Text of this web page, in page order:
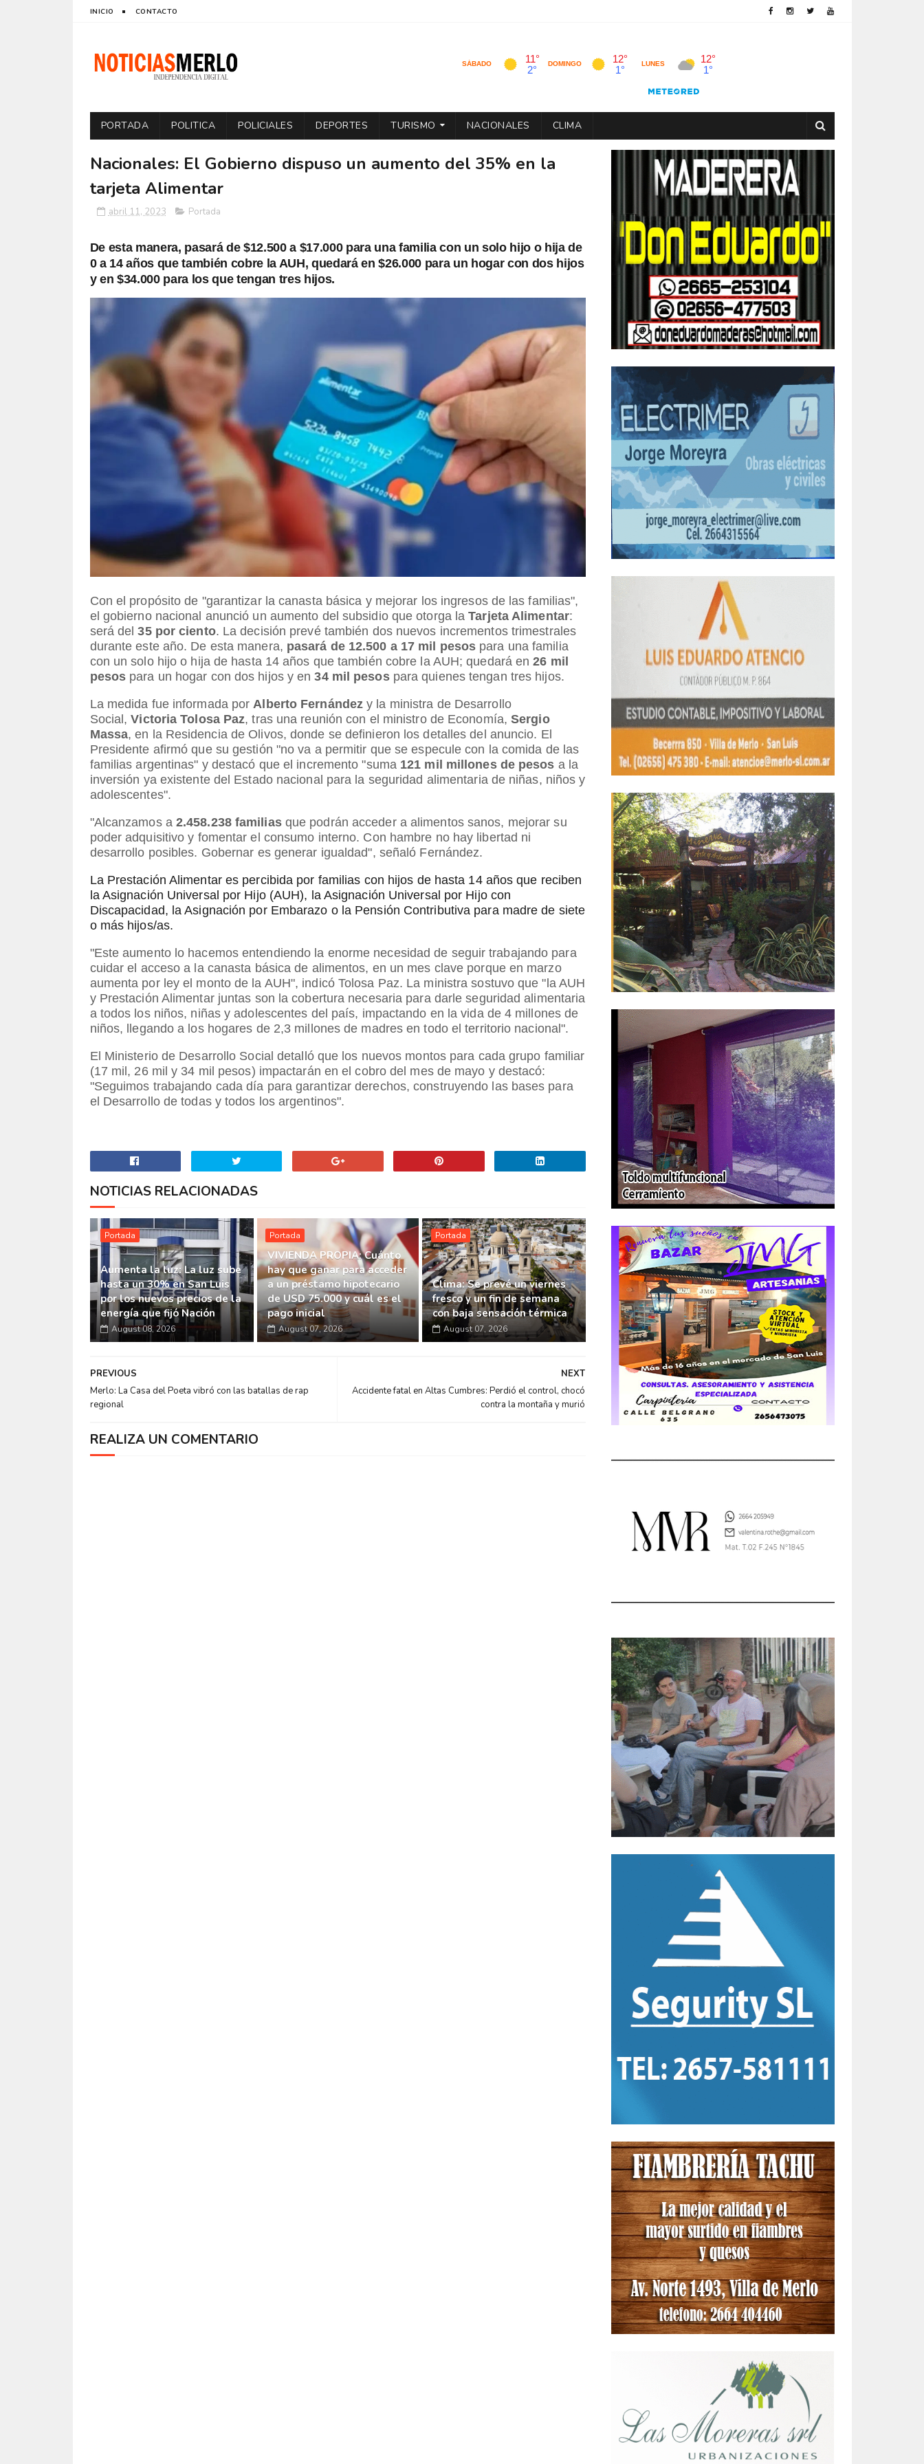
INICIO CONTACTO
PORTADA POLITICA POLICIALES DEPORTES TURISMO NACIONALES CLIMA
Nacionales: El Gobierno dispuso un aumento del 35% en la
tarjeta Alimentar
abril 11, 2023 Portada
De esta manera, pasará de $12.500 a $17.000 para una familia con un solo hijo o hija de
0 a 14 años que también cobre la AUH, quedará en $26.000 para un hogar con dos hijos
y en $34.000 para los que tengan tres hijos.
Con el propósito de "garantizar la canasta básica y mejorar los ingresos de las familias",
el gobierno nacional anunció un aumento del subsidio que otorga laTarjeta Alimentar:
será del 35 por ciento. La decisión prevé también dos nuevos incrementos trimestrales
durante este año. De esta manera, pasará de 12.500 a 17 mil pesos para una familia
con un solo hijo o hija de hasta 14 años que también cobre la AUH; quedará en 26 mil
pesos para un hogar con dos hijos y en34 mil pesos para quienes tengan tres hijos.
La medida fue informada por Alberto Fernández y la ministra de Desarrollo
Social,Victoria Tolosa Paz, tras una reunión con el ministro de Economía, Sergio
Massa, en la Residencia de Olivos, donde se definieron los detalles del anuncio. El
Presidente afirmó que su gestión "no va a permitir que se especule con la comida de las
familias argentinas" y destacó que el incremento "suma 121 mil millones de pesos a la
inversión ya existente del Estado nacional para la seguridad alimentaria de niñas, niños y
adolescentes".
"Alcanzamos a 2.458.238 familiasque podrán acceder a alimentos sanos, mejorar su
poder adquisitivo y fomentar el consumo interno. Con hambre no hay libertad ni
desarrollo posibles. Gobernar es generar igualdad", señaló Fernández.
La Prestación Alimentar es percibida por familias con hijos de hasta 14 años que reciben
la Asignación Universal por Hijo (AUH), la Asignación Universal por Hijo con
Discapacidad, la Asignación por Embarazo o la Pensión Contributiva para madre de siete
o más hijos/as.
"Este aumento lo hacemos entendiendo la enorme necesidad de seguir trabajando para
cuidar el acceso a la canasta básica de alimentos, en un mes clave porque en marzo
aumenta por ley el monto de la AUH", indicó Tolosa Paz. La ministra sostuvo que "la AUH
y Prestación Alimentar juntas son la cobertura necesaria para darle seguridad alimentaria
a todos los niños, niñas y adolescentes del país, impactando en la vida de 4 millones de
niños, llegando a los hogares de 2,3 millones de madres en todo el territorio nacional".
El Ministerio de Desarrollo Social detalló que los nuevos montos para cada grupo familiar
(17 mil, 26 mil y 34 mil pesos) impactarán en el cobro del mes de mayo y destacó:
"Seguimos trabajando cada día para garantizar derechos, construyendo las bases para
el Desarrollo de todas y todos los argentinos".
NOTICIAS RELACIONADAS
Portada
Aumenta la luz: La luz sube
hasta un 30% en San Luis
por los nuevos precios de la
energía que fijó Nación
August 08, 2026
Portada
VIVIENDA PROPIA: Cuánto
hay que ganar para acceder
a un préstamo hipotecario
de USD 75.000 y cuál es el
pago inicial
August 07, 2026
Portada
Clima: Se prevé un viernes
fresco y un fin de semana
con baja sensación térmica
August 07, 2026
NEXT
Accidente fatal en Altas Cumbres: Perdió el control, chocó
contra la montaña y murió
PREVIOUS
Merlo: La Casa del Poeta vibró con las batallas de rap
regional
REALIZA UN COMENTARIO